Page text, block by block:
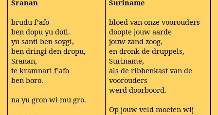
Sranan
brudu f’afo
ben dopu yu doti.
yu santi ben soygi,
ben dringi den dropu,
Sranan,
te kramnari f’afo
ben boro.
na yu gron wi mu gro.
Suriname
bloed van onze voorouders
doopte jouw aarde
jouw zand zoog,
en dronk de druppels,
Suriname,
als de ribbenkast van de
voorouders
werd doorboord.
Op jouw veld moeten wij